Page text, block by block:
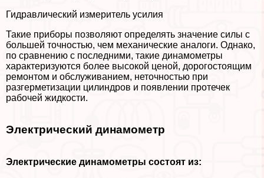
Гидравлический измеритель усилия
Такие приборы позволяют определять значение силы с
большей точностью, чем механические аналоги. Однако,
по сравнению с последними, такие динамометры
хаpaктеризуются более высокой ценой, дорогостоящим
ремонтом и обслуживанием, неточностью при
разгерметизации цилиндров и появлении протечек
рабочей жидкости.
Электрический динамометр
Электрические динамометры состоят из: